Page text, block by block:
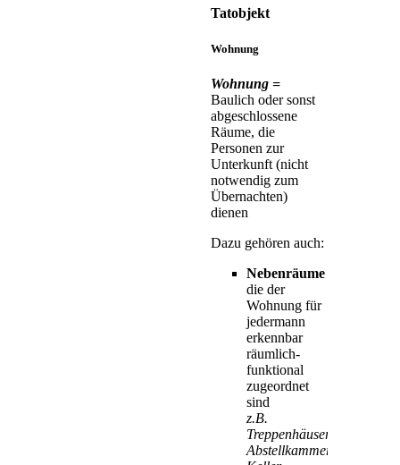
Tatobjekt
Wohnung
Wohnung =
Baulich oder sonst
abgeschlossene
Räume, die
Personen zur
Unterkunft (nicht
notwendig zum
Übernachten)
dienen
Dazu gehören auch:
Nebenräume
die der
Wohnung für
jedermann
erkennbar
räumlich-
funktional
zugeordnet
sind
z.B.
Treppenhäuser,
Abstellkammern,